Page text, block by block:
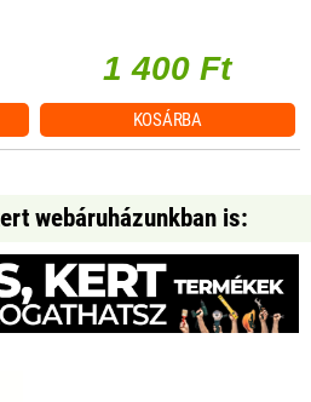
1 400 Ft
KOSÁRBA
webáruházunkban is: